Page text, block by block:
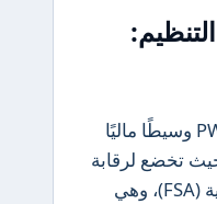
تعتبر PWM Japan Securities وسيطًا ماليًا
تخضع لرقابة
هيئة الخدمات المالية اليابانية (FSA)، وهي